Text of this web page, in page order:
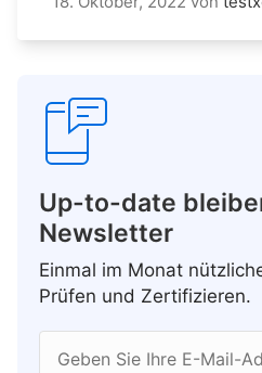
Up-to-date
Newsletter
Einmal im Monat
Prüfen und Zertifizieren.
Geben Sie Ihre E-Mail-